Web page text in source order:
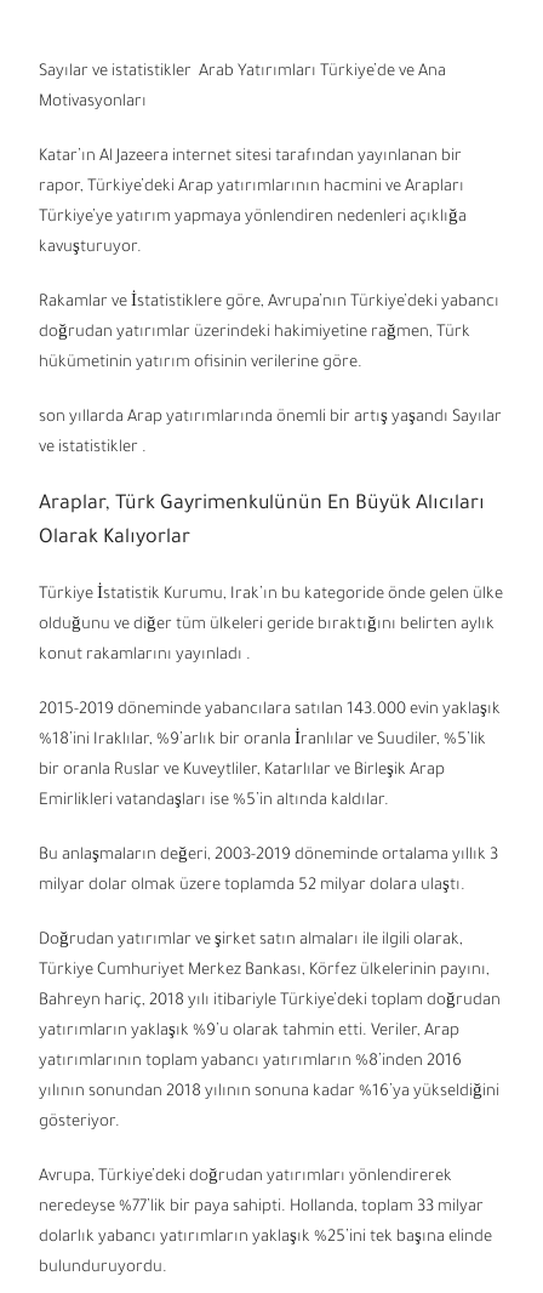
Sayılar ve istatistikler Arab Yatırımları Türkiye’de ve Ana
Motivasyonları
Katar’ın Al Jazeera internet sitesi tarafından yayınlanan bir
rapor, Türkiye’deki Arap yatırımlarının hacmini ve Arapları
Türkiye’ye yatırım yapmaya yönlendiren nedenleri açıklığa
kavuşturuyor.
Rakamlar ve İstatistiklere göre, Avrupa’nın Türkiye’deki yabancı
doğrudan yatırımlar üzerindeki hakimiyetine rağmen, Türk
hükümetinin yatırım ofisinin verilerine göre.
son yıllarda Arap yatırımlarında önemli bir artış yaşandı Sayılar
ve istatistikler .
Araplar, Türk Gayrimenkulünün En Büyük Alıcıları
Olarak Kalıyorlar
Türkiye İstatistik Kurumu, Irak’ın bu kategoride önde gelen ülke
olduğunu ve diğer tüm ülkeleri geride bıraktığını belirten aylık
konut rakamlarını yayınladı .
2015-2019 döneminde yabancılara satılan 143.000 evin yaklaşık
%18’ini Iraklılar, %9’arlık bir oranla İranlılar ve Suudiler, %5’lik
bir oranla Ruslar ve Kuveytliler, Katarlılar ve Birleşik Arap
Emirlikleri vatandaşları ise %5’in altında kaldılar.
Bu anlaşmaların değeri, 2003-2019 döneminde ortalama yıllık 3
milyar dolar olmak üzere toplamda 52 milyar dolara ulaştı.
Doğrudan yatırımlar ve şirket satın almaları ile ilgili olarak,
Türkiye Cumhuriyet Merkez Bankası, Körfez ülkelerinin payını,
Bahreyn hariç, 2018 yılı itibariyle Türkiye’deki toplam doğrudan
yatırımların yaklaşık %9’u olarak tahmin etti. Veriler, Arap
yatırımlarının toplam yabancı yatırımların %8’inden 2016
yılının sonundan 2018 yılının sonuna kadar %16’ya yükseldiğini
gösteriyor.
Avrupa, Türkiye’deki doğrudan yatırımları yönlendirerek
neredeyse %77’lik bir paya sahipti. Hollanda, toplam 33 milyar
dolarlık yabancı yatırımların yaklaşık %25’ini tek başına elinde
bulunduruyordu.